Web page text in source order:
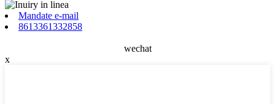
Mandate e-mail
8613361332858
wechat
x